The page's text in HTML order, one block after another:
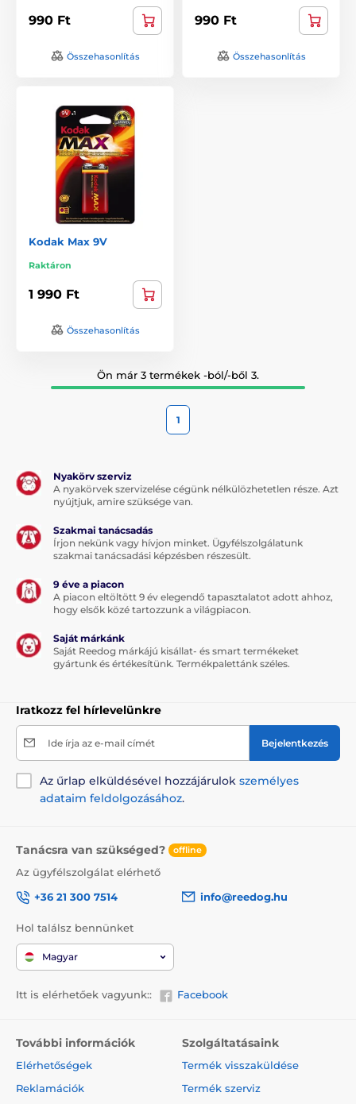
990 Ft
Összehasonlítás
990 Ft
Összehasonlítás
Kodak Max 9V
Raktáron
1 990 Ft
Összehasonlítás
Ön már 3 termékek -ból/-ből 3.
1
Nyakörv szerviz
A nyakörvek szervizelése cégünk nélkülözhetetlen része. Azt
nyújtjuk, amire szüksége van.
Szakmai tanácsadás
Írjon nekünk vagy hívjon minket. Ügyfélszolgálatunk
szakmai tanácsadási képzésben részesült.
9 éve a piacon
A piacon eltöltött 9 év elegendő tapasztalatot adott ahhoz,
hogy elsők közé tartozzunk a világpiacon.
Saját márkánk
Saját Reedog márkájú kisállat- és smart termékeket
gyártunk és értékesítünk. Termékpalettánk széles.
Iratkozz fel hírlevelünkre
Ide írja az e-mail címét Bejelentkezés
Az űrlap elküldésével hozzájárulok személyes
adataim feldolgozásához.
Tanácsra van szükséged? offline
Az ügyfélszolgálat elérhető
+36 21 300 7514
info@reedog.hu
Hol találsz bennünket
Magyar
Itt is elérhetőek vagyunk:: Facebook
További információk
Elérhetőségek
Reklamációk
Szolgáltatásaink
Termék visszaküldése
Termék szerviz